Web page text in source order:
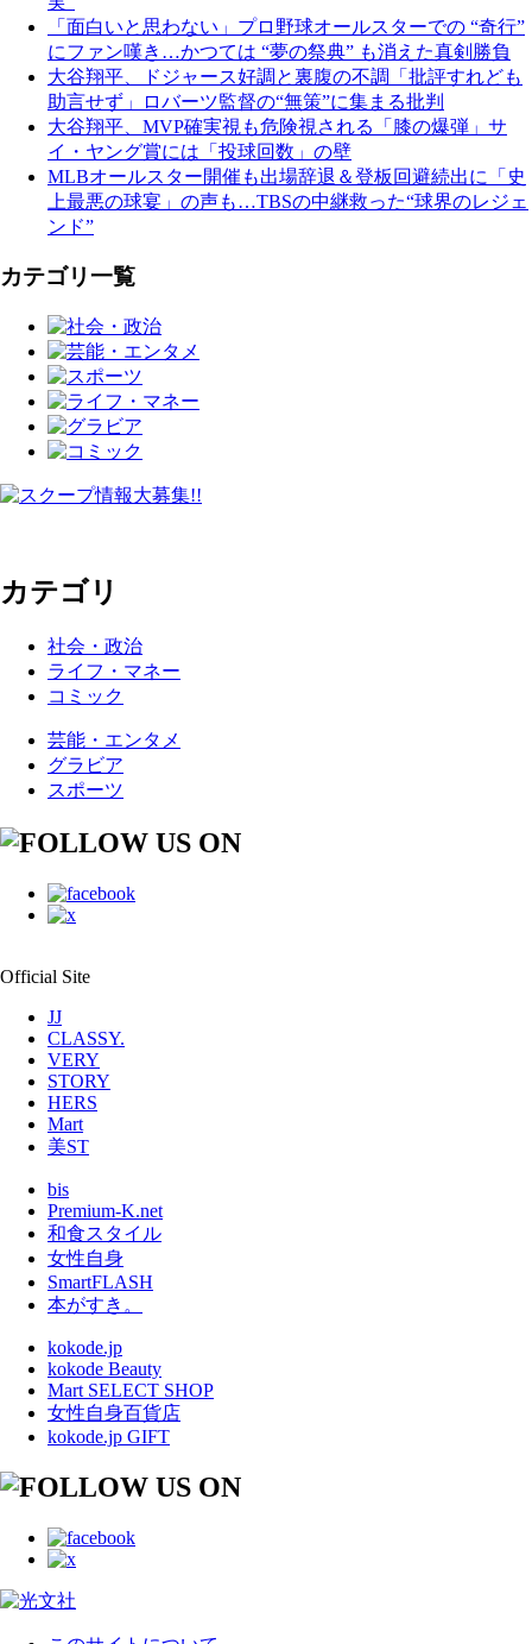
「面白いと思わない」プロ野球オールスターでの “奇行”
にファン嘆き…かつては “夢の祭典” も消えた真剣勝負
大谷翔平、ドジャース好調と裏腹の不調「批評すれども
助言せず」ロバーツ監督の“無策”に集まる批判
大谷翔平、MVP確実視も危険視される「膝の爆弾」サ
イ・ヤング賞には「投球回数」の壁
MLBオールスター開催も出場辞退＆登板回避続出に「史
上最悪の球宴」の声も…TBSの中継救った“球界のレジェ
ンド”
カテゴリ一覧
カテゴリ
社会・政治
ライフ・マネー
コミック
芸能・エンタメ
グラビア
スポーツ
Official Site
JJ
CLASSY.
VERY
STORY
HERS
Mart
美ST
bis
Premium-K.net
和食スタイル
女性自身
SmartFLASH
本がすき。
kokode.jp
kokode Beauty
Mart SELECT SHOP
女性自身百貨店
kokode.jp GIFT